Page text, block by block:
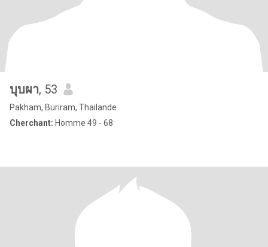
บุบผา, 53
Pakham, Buriram, Thailande
Cherchant: Homme 49 - 68